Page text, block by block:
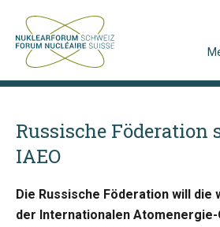
Russische Föderation
IAEO
Die Russische Föderation will die
der Internationalen Atomenergie-